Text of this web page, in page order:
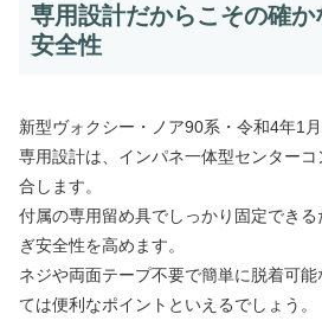
専用設計だからこその確か
安全性
新型ヴォクシー・ノア90系・令和4年1
専用設計は、インパネ一体型センター
合します。
付属の専用留め具でしっかり固定でき
ぎ安全性を高めます。
ネジや両面テープ不要で簡単に脱着可
ては便利なポイントといえるでしょう。